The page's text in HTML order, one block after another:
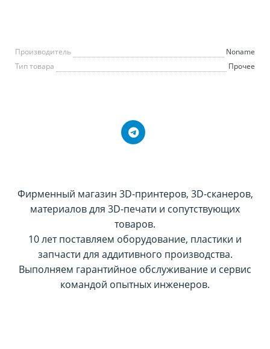
Производитель
Noname
Тип товара
Прочее
Фирменный магазин 3D-принтеров, 3D-сканеров,
материалов для 3D-печати и сопутствующих
товаров.
10 лет поставляем оборудование, пластики и
запчасти для аддитивного производства.
Выполняем гарантийное обслуживание и сервис
командой опытных инженеров.